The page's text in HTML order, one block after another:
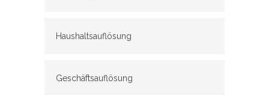
Haushaltsauflösung
Geschäftsauflösung